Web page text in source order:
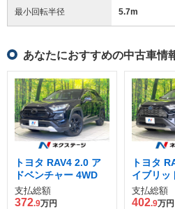
最小回転半径 5.7m
あなたにおすすめの中古車情
トヨタ RAV4 2.0 ア
ドベンチャー 4WD
支払総額
372.9万円
トヨタ
イブリッ
4WD
支払総額
402.9万円